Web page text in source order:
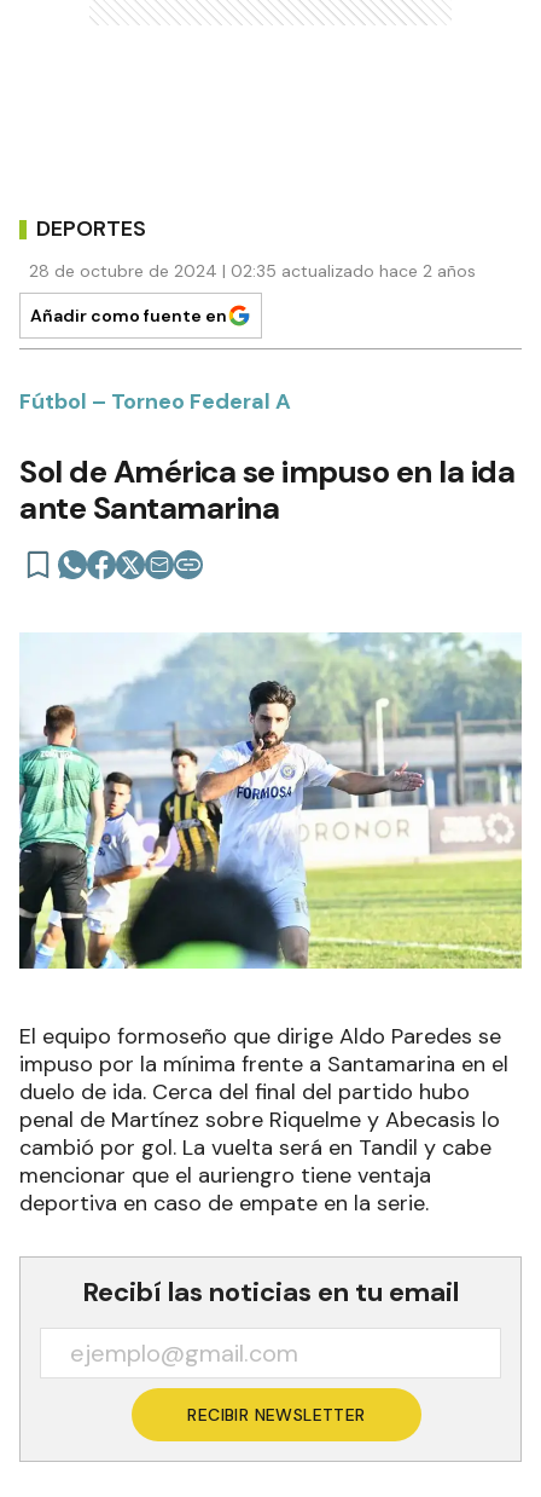
DEPORTES
28 de octubre de 2024 | 02:35 actualizado hace 2 años
Añadir como fuente en
Fútbol – Torneo Federal A
Sol de América se impuso en la ida
ante Santamarina
El equipo formoseño que dirige Aldo Paredes se
impuso por la mínima frente a Santamarina en el
duelo de ida. Cerca del final del partido hubo
penal de Martínez sobre Riquelme y Abecasis lo
cambió por gol. La vuelta será en Tandil y cabe
mencionar que el auriengro tiene ventaja
deportiva en caso de empate en la serie.
Recibí las noticias en tu email
RECIBIR NEWSLETTER